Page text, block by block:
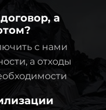
а
с нами
а отходы